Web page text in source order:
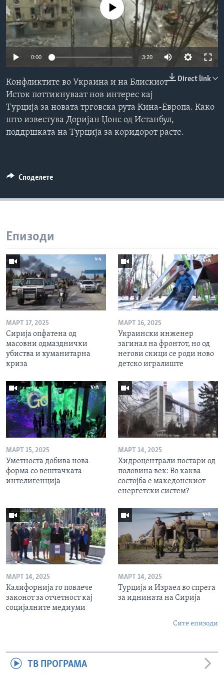
ИНТЕРВЈУА
Јазици
No media source currently available
0:00 3:20
Direct link
Конфликтите во Украина и на Блискиот
Исток поттикнуваат нов интерес кај
Турција за новата трговска рута Кина-Европа. Како
што известува Доријан Џонс од Истанбул,
поддршката на Турција за коридорот расте.
Споделете
Епизоди
МАРТ 17, 2025
Сирија опфатена од
масовни одмазднички
убиства и хуманитарна
криза
МАРТ 16, 2025
Украински инженер
загинал на фронтот, но од
негови скици се роди ново
детско игралиште
МАРТ 15, 2025
Уметноста добива нова
форма со вештачката
интелигенција
МАРТ 14, 2025
Хидроцентрали постари од
половина век: Во каква
состојба е македонскиот
енергетски систем?
МАРТ 14, 2025
Калифорнија го повлече
законот за отчетност кај
социјалните медиуми
МАРТ 14, 2025
Турција и Израел во спрега
за иднината на Сирија
Сите епизоди
ТВ ПРОГРАМА